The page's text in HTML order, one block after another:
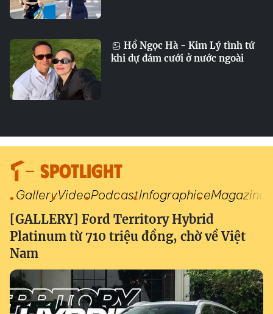
Hồ Ngọc Hà - Kim Lý tình tứ
khi dự đám cưới ở nước ngoài
SPOTLIGHT
GalleryVideoPodcastInfographiceMagazine
[GALLERY] Ford Territory Hybrid
Platinum từ 710 triệu đồng, chờ về Việt
Nam